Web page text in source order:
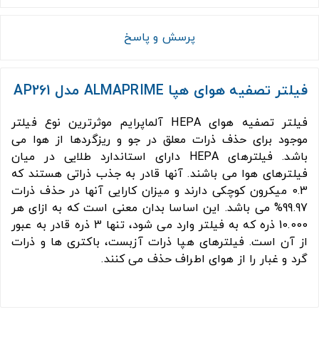
پرسش و پاسخ
فیلتر تصفیه هوای هپا ALMAPRIME مدل AP261
فیلتر تصفیه هوای HEPA آلماپرایم موثرترین نوع فیلتر
موجود برای حذف ذرات معلق در جو و ریزگردها از هوا می
باشد. فیلترهای HEPA دارای استاندارد طلایی در میان
فیلترهای هوا می باشند. آنها قادر به جذب ذراتی هستند که
0.3 میکرون کوچکی دارند و میزان کارایی آنها در حذف ذرات
99.97% می باشد. این اساسا بدان معنی است که به ازای هر
10.000 ذره که به فیلتر وارد می شود، تنها 3 ذره قادر به عبور
از آن است. فیلترهای هپا ذرات آزبست، باکتری ها و ذرات
گرد و غبار را از هوای اطراف حذف می کنند.